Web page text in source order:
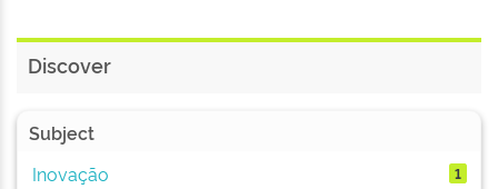
Discover
Subject
Inovação
1